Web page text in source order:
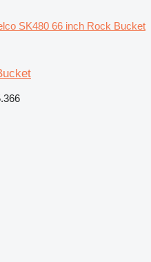
SK480 66 inch Rock Bucket